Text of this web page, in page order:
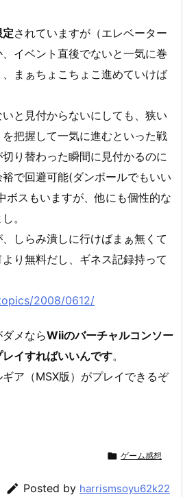
されていますが（エレベーター
イベント直後でないと一気に巻
まぁちょこちょこ進めていけば
と見付からないにしても、狭い
把握して一気に進むといった戦
り替わった瞬間に見付かるのに
で回避可能(ダンボールでもいい
ボスもいますが、他にも個性的な
。
しらみ潰しに行けばまぁ無くて
り無料だし、ギネス記録持って
2008/0612/
メならWiiのバーチャルコンソー
イすればいいんです。
ア（MSX版）がプレイできるぞ
 ゲーム感想
 Posted by harrismsoyu62k22